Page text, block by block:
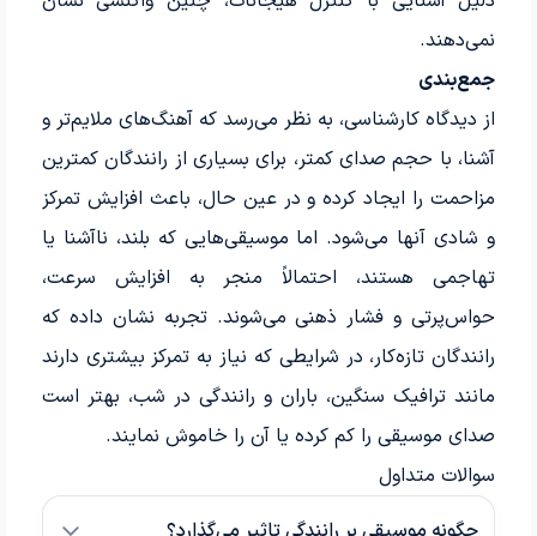
نمی‌دهند.
جمع‌بندی
از دیدگاه کارشناسی، به نظر می‌رسد که آهنگ‌های ملایم‌تر و
آشنا، با حجم صدای کمتر، برای بسیاری از رانندگان کمترین
مزاحمت را ایجاد کرده و در عین حال، باعث افزایش تمرکز
و شادی آنها می‌شود. اما موسیقی‌هایی که بلند، ناآشنا یا
تهاجمی هستند، احتمالاً منجر به افزایش سرعت،
حواس‌پرتی و فشار ذهنی می‌شوند. تجربه نشان داده که
رانندگان تازه‌کار، در شرایطی که نیاز به تمرکز بیشتری دارند
مانند ترافیک سنگین، باران و رانندگی در شب، بهتر است
صدای موسیقی را کم کرده یا آن را خاموش نمایند.
سوالات متداول